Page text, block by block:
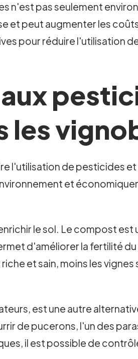
n'est pas seulement
et peut augmenter les
pour réduire l'utilisation
les
l'utilisation de pesticides
et
le sol. Le compost est
d'améliorer la fertilité
et sain, moins les
est une autre
de pucerons, l'un des
il est possible de